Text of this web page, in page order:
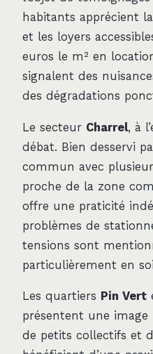
habitants apprécient
et les loyers
euros le m² en
signalent des
des dégradations
Le secteur Charrel, à
débat. Bien desservi
commun avec
proche de la zone
offre une praticité
problèmes de
tensions sont
particulièrement en
Les quartiers Pin Vert
présentent une
de petits collectifs et